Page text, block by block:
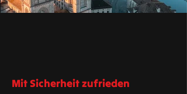
Mit Sicherheit zufrieden